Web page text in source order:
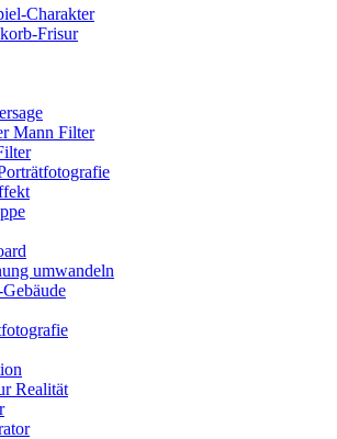
Charakter
Frisur
Mann Filter
umwandeln
Realität